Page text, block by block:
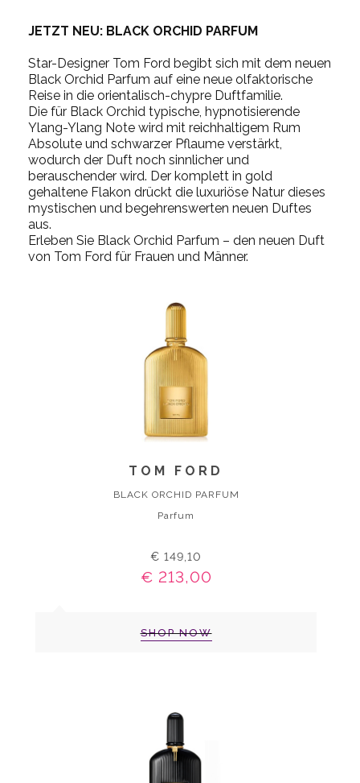
JETZT NEU: BLACK ORCHID PARFUM
Star-Designer Tom Ford begibt sich mit dem neuen
Black Orchid Parfum auf eine neue olfaktorische
Reise in die orientalisch-chypre Duftfamilie.
Die für Black Orchid typische, hypnotisierende
Ylang-Ylang Note wird mit reichhaltigem Rum
Absolute und schwarzer Pflaume verstärkt,
wodurch der Duft noch sinnlicher und
berauschender wird. Der komplett in gold
gehaltene Flakon drückt die luxuriöse Natur dieses
mystischen und begehrenswerten neuen Duftes
aus.
Erleben Sie Black Orchid Parfum – den neuen Duft
von Tom Ford für Frauen und Männer.
TOM FORD
BLACK ORCHID PARFUM
Parfum
€ 149,10
€ 213,00
SHOP NOW